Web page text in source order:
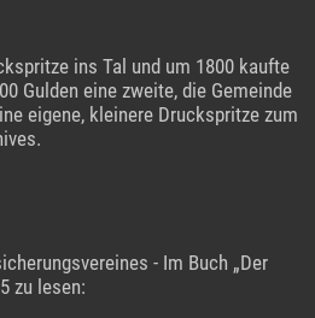
ins Tal und um 1800 kaufte
Gulden eine zweite, die Gemeinde
eigene, kleinere Druckspritze zum
- Im Buch „Der
zu lesen: